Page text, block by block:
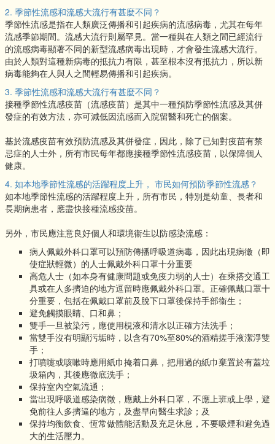
2. 季節性流感和流感大流行有甚麼不同？
季節性流感是指在人類廣泛傳播和引起疾病的流感病毒，尤其在每年
流感季節期間。流感大流行則屬罕見。當一種與在人類之間已經流行
的流感病毒顯著不同的新型流感病毒出現時，才會發生流感大流行。
由於人類對這種新病毒的抵抗力有限，甚至根本沒有抵抗力，所以新
病毒能夠在人與人之間輕易傳播和引起疾病。
3. 季節性流感和流感大流行有甚麼不同？
接種季節性流感疫苗（流感疫苗）是其中一種預防季節性流感及其併
發症的有效方法，亦可減低因流感而入院留醫和死亡的個案。
基於流感疫苗有效預防流感及其併發症，因此，除了已知對疫苗有禁
忌症的人士外，所有市民每年都應接種季節性流感疫苗，以保障個人
健康。
4. 如本地季節性流感的活躍程度上升， 市民如何預防季節性流感？
如本地季節性流感的活躍程度上升，所有市民，特別是幼童、長者和
長期病患者，應盡快接種流感疫苗。
另外，市民應注意良好個人和環境衞生以防感染流感：
病人佩戴外科口罩可以預防傳播呼吸道病毒，因此出現病徵（即
使症狀輕微）的人士佩戴外科口罩十分重要
高危人士（如本身有健康問題或免疫力弱的人士）在乘搭交通工
具或在人多擠迫的地方逗留時應佩戴外科口罩。正確佩戴口罩十
分重要，包括在佩戴口罩前及脫下口罩後保持手部衞生；
避免觸摸眼睛、口和鼻；
雙手一旦被染污，應使用梘液和清水以正確方法洗手；
當雙手沒有明顯污垢時，以含有70%至80%的酒精搓手液潔淨雙
手；
打噴嚏或咳嗽時應用紙巾掩着口鼻，把用過的紙巾棄置於有蓋垃
圾箱內，其後應徹底洗手；
保持室內空氣流通；
當出現呼吸道感染病徵，應戴上外科口罩，不應上班或上學，避
免前往人多擠逼的地方，及盡早向醫生求診；及
保持均衡飲食、恆常做體能活動及充足休息，不要吸煙和避免過
大的生活壓力。